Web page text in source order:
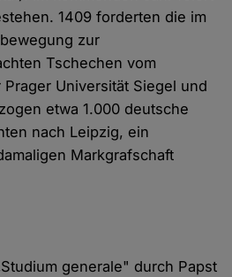
1409 forderten die im
zur
Tschechen vom
Universität Siegel und
etwa 1.000 deutsche
nach Leipzig, ein
Markgrafschaft
generale" durch Papst